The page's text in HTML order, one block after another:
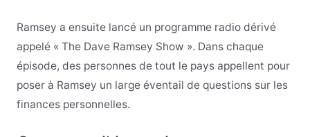
Ramsey a ensuite lancé un programme radio dérivé
appelé « The Dave Ramsey Show ». Dans chaque
épisode, des personnes de tout le pays appellent pour
poser à Ramsey un large éventail de questions sur les
finances personnelles.